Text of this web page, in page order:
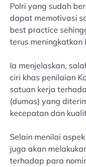
Polri yang sudah
dapat memotivasi
best practice
terus meningkatkan
Ia menjelaskan,
ciri khas penilaian
satuan kerja
(dumas) yang
kecepatan dan
Selain menilai
juga akan
terhadap para